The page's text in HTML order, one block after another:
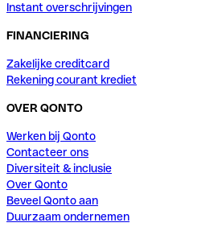
Instant overschrijvingen
FINANCIERING
Zakelijke creditcard
Rekening courant krediet
OVER QONTO
Werken bij Qonto
Contacteer ons
Diversiteit & inclusie
Over Qonto
Beveel Qonto aan
Duurzaam ondernemen